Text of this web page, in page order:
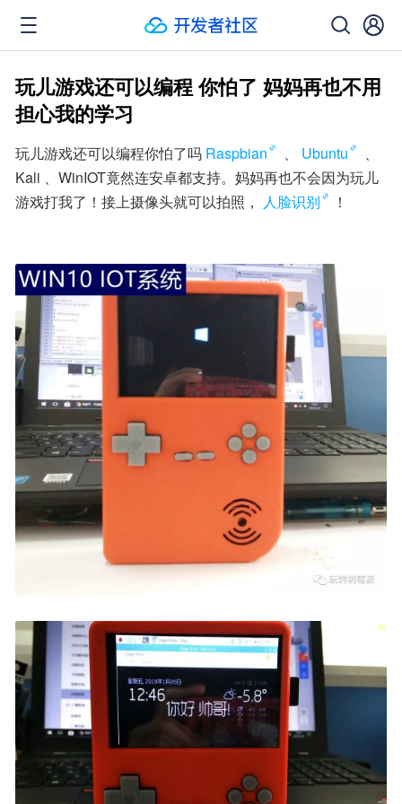
玩儿游戏还可以编程 你怕了 妈妈再也不用
担心我的学习
玩儿游戏还可以编程你怕了吗 Raspbian 、 Ubuntu
、
Kali 、WinIOT竟然连安卓都支持。妈妈再也不会因为玩儿
游戏打我了！接上摄像头就可以拍照， 人脸识别 ！